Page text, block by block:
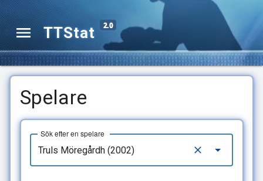
TTStat 2.0
Spelare
Sök efter en spelare